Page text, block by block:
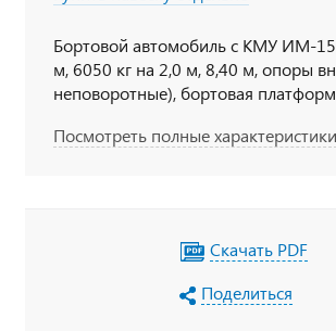
Бортовой автомобиль с КМУ ИМ-
м, 6050 кг на 2,0 м, 8,40 м, опоры
неповоротные), бортовая
бескапотный, спальное место
Посмотреть полные характеристики
Скачать PDF
Поделиться